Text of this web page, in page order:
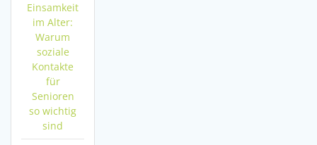
Einsamkeit
im Alter:
Warum
soziale
Kontakte
für
Senioren
so wichtig
sind